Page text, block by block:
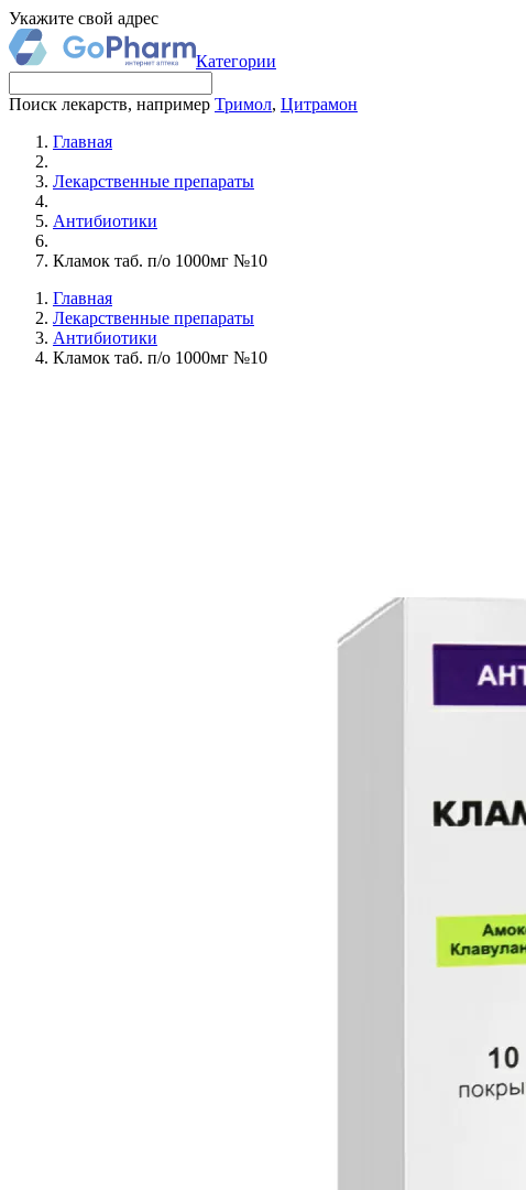
Укажите свой адрес
Категории
Поиск лекарств, например Тримол, Цитрамон
Главная
Лекарственные препараты
Антибиотики
Кламок таб. п/о 1000мг №10
Главная
Лекарственные препараты
Антибиотики
Кламок таб. п/о 1000мг №10